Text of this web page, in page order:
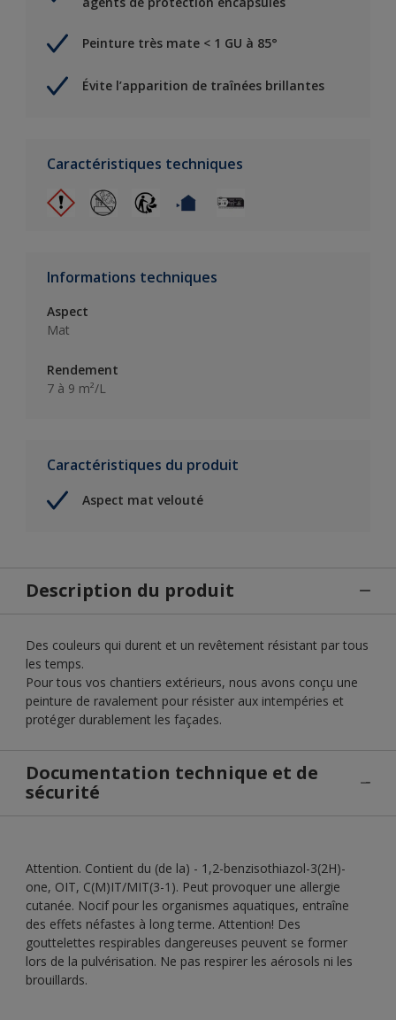
Peinture très mate < 1 GU à 85°
Évite l’apparition de traînées brillantes
Caractéristiques techniques
Informations techniques
Aspect
Mat
Rendement
7 à 9 m²/L
Caractéristiques du produit
Aspect mat velouté
Description du produit
Des couleurs qui durent et un revêtement résistant par tous
les temps.
Pour tous vos chantiers extérieurs, nous avons conçu une
peinture de ravalement pour résister aux intempéries et
protéger durablement les façades.
Documentation technique et de
sécurité
Attention. Contient du (de la) - 1,2-benzisothiazol-3(2H)-
one, OIT, C(M)IT/MIT(3-1). Peut provoquer une allergie
cutanée. Nocif pour les organismes aquatiques, entraîne
des effets néfastes à long terme. Attention! Des
gouttelettes respirables dangereuses peuvent se former
lors de la pulvérisation. Ne pas respirer les aérosols ni les
brouillards.